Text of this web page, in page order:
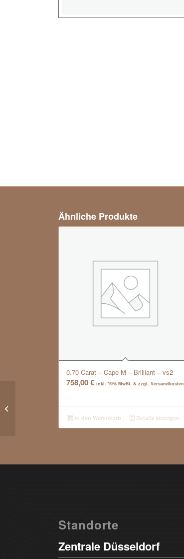
Ähnliche Produkte
0.70 Carat – Cape M – Brilliant – vs2
758,00€ inkl. 19% MwSt. & zzgl. Versandkosten
In den Warenkorb Details anzeigen
Standorte
Zentrale Düsseldorf
1.01 Carat – River E – Brilliant – vvs2